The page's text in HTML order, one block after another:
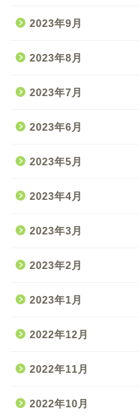
2023年9月
2023年8月
2023年7月
2023年6月
2023年5月
2023年4月
2023年3月
2023年2月
2023年1月
2022年12月
2022年11月
2022年10月